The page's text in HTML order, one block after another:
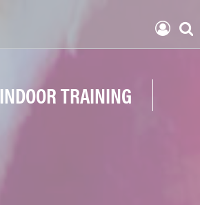
INDOOR TRAINING